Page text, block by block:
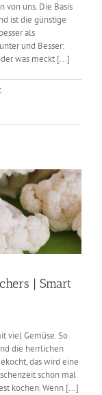
von uns. Die Basis
ist die günstige
als
und Besser:
was meckt [...]
,
| Smart
viel Gemüse. So
die herrlichen
das wird eine
schon mal
kochen. Wenn [...]